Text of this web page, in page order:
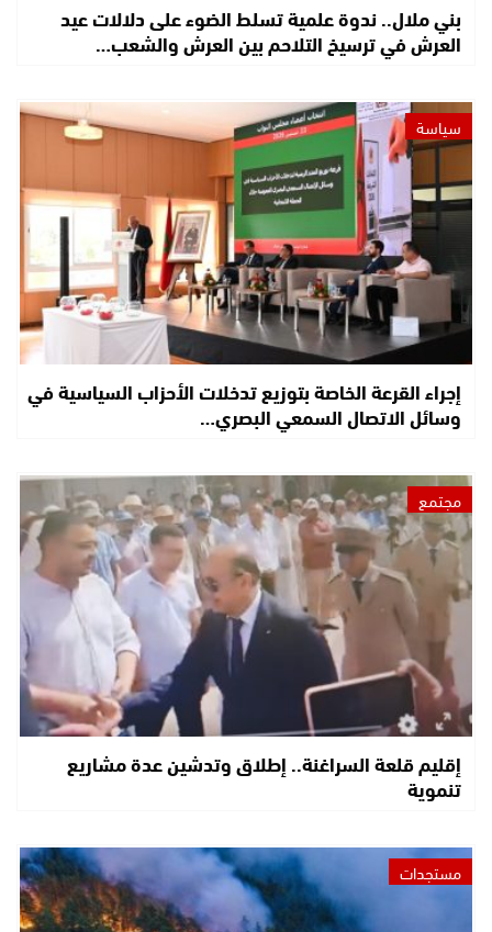
بني ملال.. ندوة علمية تسلط الضوء على دلالات عيد
العرش في ترسيخ التلاحم بين العرش والشعب…
سياسة
إجراء القرعة الخاصة بتوزيع تدخلات الأحزاب السياسية في
وسائل الاتصال السمعي البصري…
مجتمع
إقليم قلعة السراغنة.. إطلاق وتدشين عدة مشاريع
تنموية
مستجدات